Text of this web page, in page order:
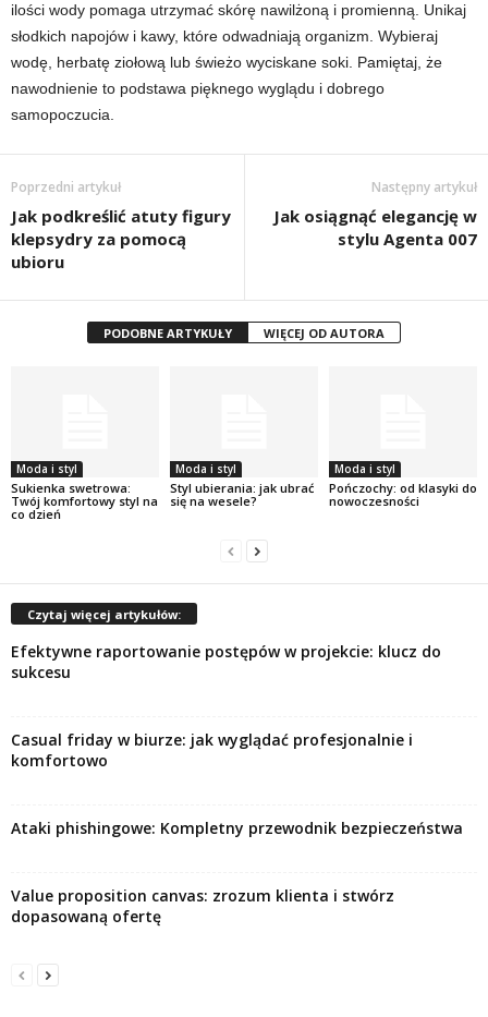
ilości wody pomaga utrzymać skórę nawilżoną i promienną. Unikaj
słodkich napojów i kawy, które odwadniają organizm. Wybieraj
wodę, herbatę ziołową lub świeżo wyciskane soki. Pamiętaj, że
nawodnienie to podstawa pięknego wyglądu i dobrego
samopoczucia.
Poprzedni artykuł
Jak podkreślić atuty figury
klepsydry za pomocą
ubioru
Następny artykuł
Jak osiągnąć elegancję w
stylu Agenta 007
PODOBNE ARTYKUŁY WIĘCEJ OD AUTORA
Moda i styl
Sukienka swetrowa:
Twój komfortowy styl na
co dzień
Moda i styl
Styl ubierania: jak ubrać
się na wesele?
Moda i styl
Pończochy: od klasyki do
nowoczesności
Czytaj więcej artykułów:
Efektywne raportowanie postępów w projekcie: klucz do
sukcesu
Casual friday w biurze: jak wyglądać profesjonalnie i
komfortowo
Ataki phishingowe: Kompletny przewodnik bezpieczeństwa
Value proposition canvas: zrozum klienta i stwórz
dopasowaną ofertę